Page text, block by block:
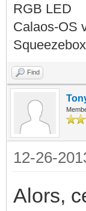
RGB LED
Calaos-OS
Find
12-26-
Alors,